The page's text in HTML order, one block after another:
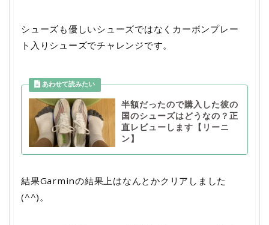
シューズも優しいシューズではなくカーボンプレー
ト入りシューズでチャレンジです。
半額だったので購入した彼の
国のシューズはどうなの？正
直レビューします【リーニ
ン】
結果Garminの結果上はなんとかクリアしました
(^^)。